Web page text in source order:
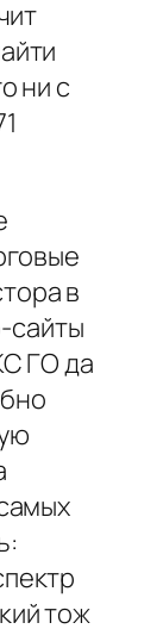
ни с
в
сайты
ГО да
тож